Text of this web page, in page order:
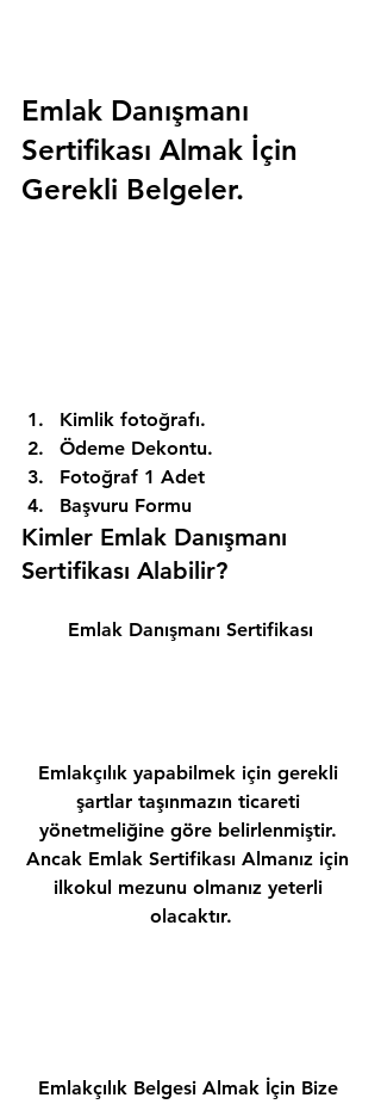
Emlak Danışmanı
Sertifikası Almak İçin
Gerekli Belgeler.
Kimlik fotoğrafı.
Ödeme Dekontu.
Fotoğraf 1 Adet
Başvuru Formu
Kimler Emlak Danışmanı
Sertifikası Alabilir?
Emlak Danışmanı Sertifikası
Emlakçılık yapabilmek için gerekli
şartlar taşınmazın ticareti
yönetmeliğine göre belirlenmiştir.
Ancak Emlak Sertifikası Almanız için
ilkokul mezunu olmanız yeterli
olacaktır.
Emlakçılık Belgesi Almak İçin Bize